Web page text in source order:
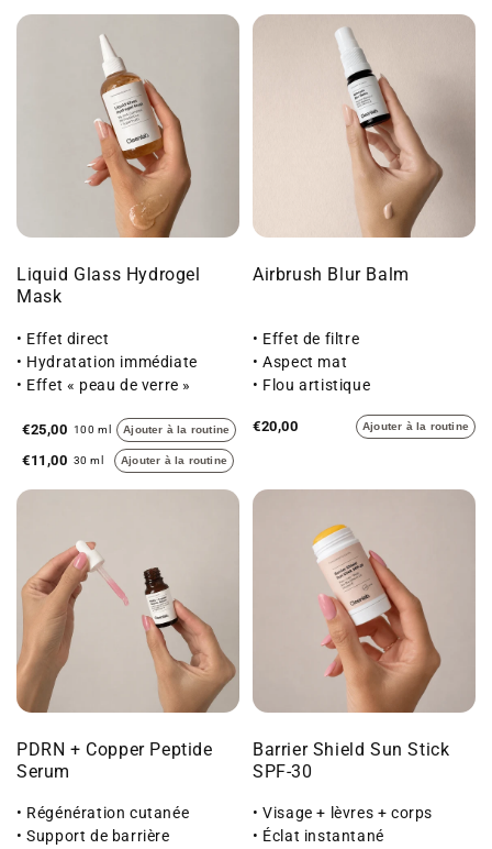
Liquid Glass Hydrogel
Mask
• Effet direct
• Hydratation immédiate
• Effet « peau de verre »
€25,00 100 ml Ajouter à la routine
€11,00 30 ml Ajouter à la routine
Airbrush Blur Balm
• Effet de filtre
• Aspect mat
• Flou artistique
€20,00 Ajouter à la routine
PDRN + Copper Peptide
Serum
• Régénération cutanée
• Support de barrière
Barrier Shield Sun Stick
SPF-30
• Visage + lèvres + corps
• Éclat instantané